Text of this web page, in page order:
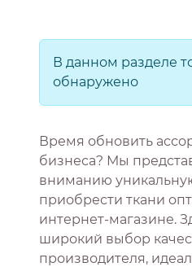
В данном разделе
обнаружено
Время обновить
бизнеса? Мы
вниманию
приобрести ткани
интернет-магазине.
широкий выбор
производителя,